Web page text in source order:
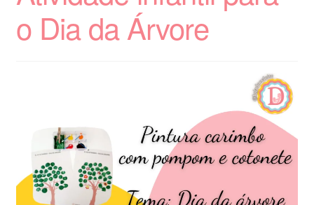
o Dia da Árvore